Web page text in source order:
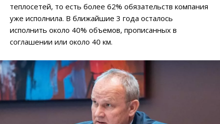
теплосетей, то есть более 62% обязательств компания
уже исполнила. В ближайшие 3 года осталось
исполнить около 40% объемов, прописанных в
соглашении или около 40 км.